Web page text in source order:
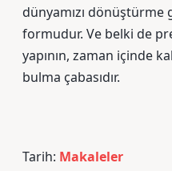
dünyamızı
formudur. Ve belki de
yapının, zaman içinde
bulma çabasıdır.
Tarih: Makaleler